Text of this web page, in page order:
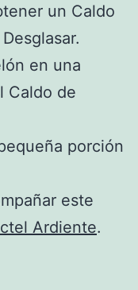
un Caldo
en una
Caldo de
porción
este
Ardiente.